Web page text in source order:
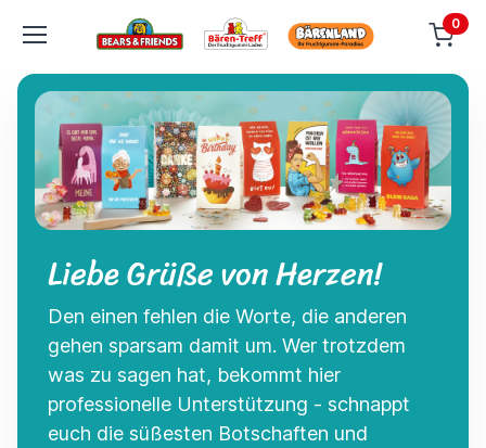
0
Liebe Grüße von Herzen!
Den einen fehlen die Worte, die anderen
gehen sparsam damit um. Wer trotzdem
was zu sagen hat, bekommt hier
professionelle Unterstützung - schnappt
euch die süßesten Botschaften und